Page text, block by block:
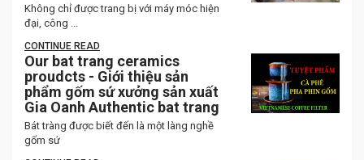
Không chỉ được trang bị với máy móc hiện
đại, công ...
CONTINUE READ
Our bat trang ceramics
proudcts - Giới thiệu sản
phẩm gốm sứ xưởng sản xuất
Gia Oanh Authentic bat trang
Bát tràng được biết đến là một làng nghề
gốm sứ